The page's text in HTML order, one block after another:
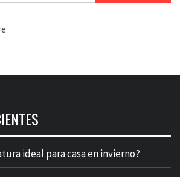
ideal para casa en invierno?